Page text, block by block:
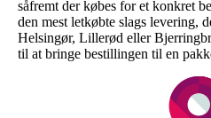
såfremt der købes for et konkret
den mest letkøbte slags levering,
Helsingør, Lillerød eller
til at bringe bestillingen til en